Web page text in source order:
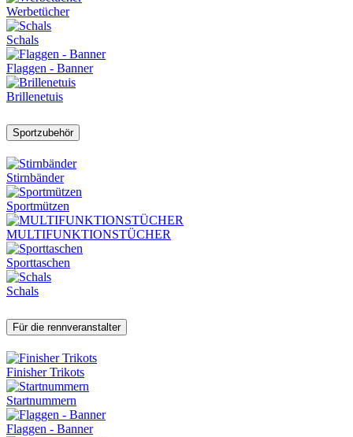
Werbetücher
Schals
Flaggen - Banner
Brillenetuis
Sportzubehör
Stirnbänder
Sportmützen
MULTIFUNKTIONSTÜCHER
Sporttaschen
Schals
Für die rennveranstalter
Finisher Trikots
Startnummern
Flaggen - Banner